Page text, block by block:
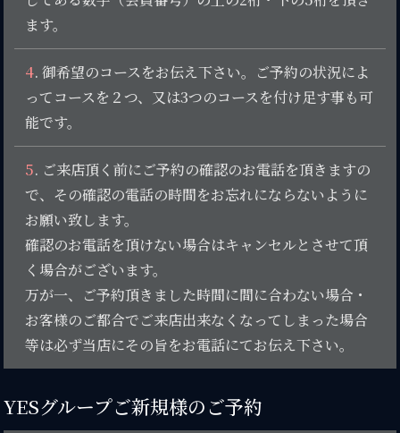
ます。
4. 御希望のコースをお伝え下さい。ご予約の状況によ
ってコースを２つ、又は3つのコースを付け足す事も可
能です。
5. ご来店頂く前にご予約の確認のお電話を頂きますの
で、その確認の電話の時間をお忘れにならないように
お願い致します。
確認のお電話を頂けない場合はキャンセルとさせて頂
く場合がございます。
万が一、ご予約頂きました時間に間に合わない場合・
お客様のご都合でご来店出来なくなってしまった場合
等は必ず当店にその旨をお電話にてお伝え下さい。
YESグループご新規様のご予約